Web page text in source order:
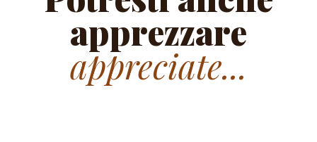
apprezzare
appreciate...